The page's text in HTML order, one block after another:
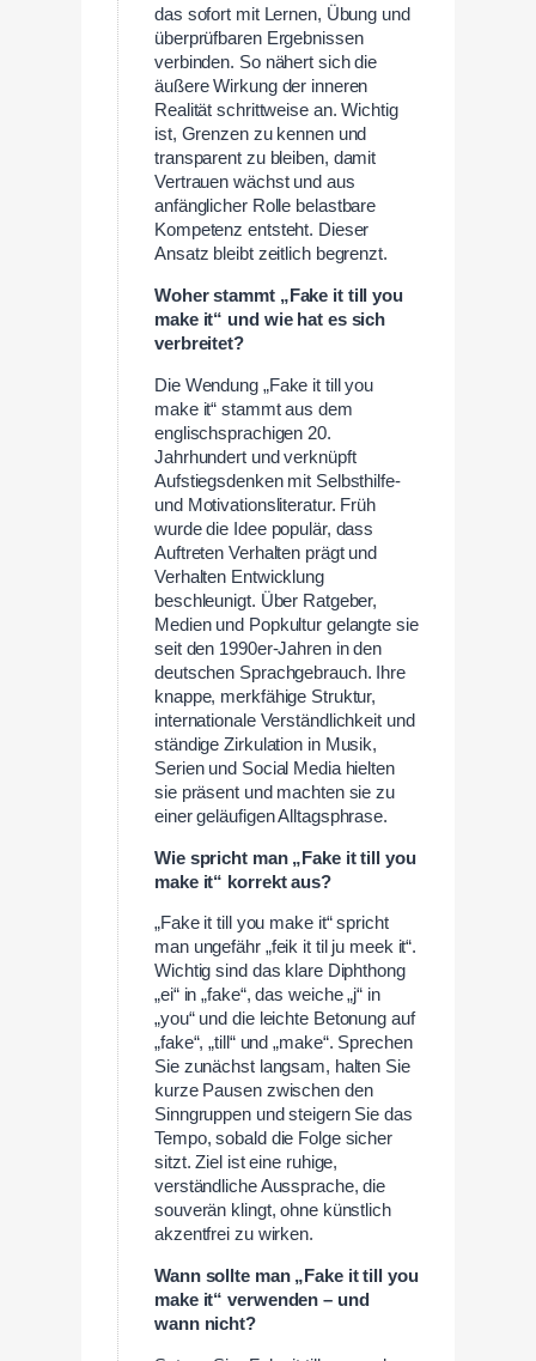
das sofort mit Lernen, Übung und
überprüfbaren Ergebnissen
verbinden. So nähert sich die
äußere Wirkung der inneren
Realität schrittweise an. Wichtig
ist, Grenzen zu kennen und
transparent zu bleiben, damit
Vertrauen wächst und aus
anfänglicher Rolle belastbare
Kompetenz entsteht. Dieser
Ansatz bleibt zeitlich begrenzt.
Woher stammt „Fake it till you
make it“ und wie hat es sich
verbreitet?
Die Wendung „Fake it till you
make it“ stammt aus dem
englischsprachigen 20.
Jahrhundert und verknüpft
Aufstiegsdenken mit Selbsthilfe-
und Motivationsliteratur. Früh
wurde die Idee populär, dass
Auftreten Verhalten prägt und
Verhalten Entwicklung
beschleunigt. Über Ratgeber,
Medien und Popkultur gelangte sie
seit den 1990er-Jahren in den
deutschen Sprachgebrauch. Ihre
knappe, merkfähige Struktur,
internationale Verständlichkeit und
ständige Zirkulation in Musik,
Serien und Social Media hielten
sie präsent und machten sie zu
einer geläufigen Alltagsphrase.
Wie spricht man „Fake it till you
make it“ korrekt aus?
„Fake it till you make it“ spricht
man ungefähr „feik it til ju meek it“.
Wichtig sind das klare Diphthong
„ei“ in „fake“, das weiche „j“ in
„you“ und die leichte Betonung auf
„fake“, „till“ und „make“. Sprechen
Sie zunächst langsam, halten Sie
kurze Pausen zwischen den
Sinngruppen und steigern Sie das
Tempo, sobald die Folge sicher
sitzt. Ziel ist eine ruhige,
verständliche Aussprache, die
souverän klingt, ohne künstlich
akzentfrei zu wirken.
Wann sollte man „Fake it till you
make it“ verwenden – und
wann nicht?